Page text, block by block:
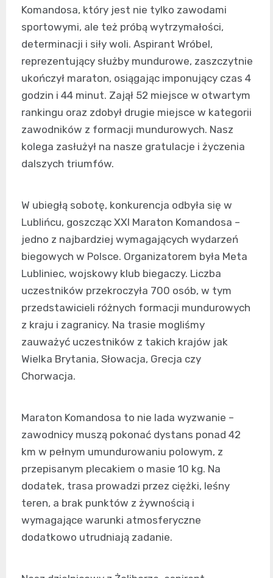
Komandosa, który jest nie tylko zawodami
sportowymi, ale też próbą wytrzymałości,
determinacji i siły woli. Aspirant Wróbel,
reprezentujący służby mundurowe, zaszczytnie
ukończył maraton, osiągając imponujący czas 4
godzin i 44 minut. Zajął 52 miejsce w otwartym
rankingu oraz zdobył drugie miejsce w kategorii
zawodników z formacji mundurowych. Nasz
kolega zasłużył na nasze gratulacje i życzenia
dalszych triumfów.
W ubiegłą sobotę, konkurencja odbyła się w
Lublińcu, goszcząc XXI Maraton Komandosa –
jedno z najbardziej wymagających wydarzeń
biegowych w Polsce. Organizatorem była Meta
Lubliniec, wojskowy klub biegaczy. Liczba
uczestników przekroczyła 700 osób, w tym
przedstawicieli różnych formacji mundurowych
z kraju i zagranicy. Na trasie mogliśmy
zauważyć uczestników z takich krajów jak
Wielka Brytania, Słowacja, Grecja czy
Chorwacja.
Maraton Komandosa to nie lada wyzwanie –
zawodnicy muszą pokonać dystans ponad 42
km w pełnym umundurowaniu polowym, z
przepisanym plecakiem o masie 10 kg. Na
dodatek, trasa prowadzi przez ciężki, leśny
teren, a brak punktów z żywnością i
wymagające warunki atmosferyczne
dodatkowo utrudniają zadanie.